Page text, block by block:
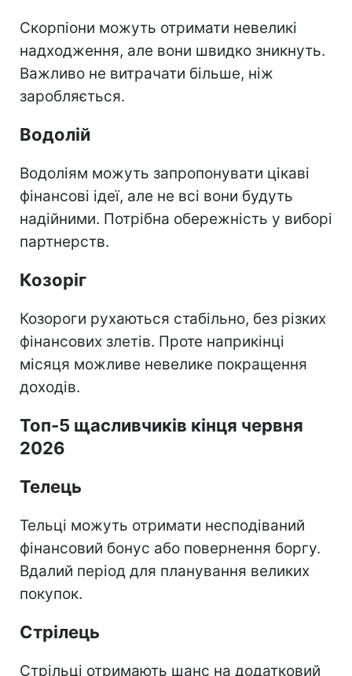
Скорпіони можуть отримати невеликі
надходження, але вони швидко зникнуть.
Важливо не витрачати більше, ніж
заробляється.
Водолій
Водоліям можуть запропонувати цікаві
фінансові ідеї, але не всі вони будуть
надійними. Потрібна обережність у виборі
партнерств.
Козоріг
Козороги рухаються стабільно, без різких
фінансових злетів. Проте наприкінці
місяця можливе невелике покращення
доходів.
Топ-5 щасливчиків кінця червня
2026
Телець
Тельці можуть отримати несподіваний
фінансовий бонус або повернення боргу.
Вдалий період для планування великих
покупок.
Стрілець
Стрільці отримають шанс на додатковий